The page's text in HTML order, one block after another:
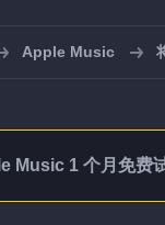
Apple Music
Music 1 个月免费